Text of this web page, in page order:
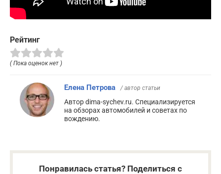
Рейтинг
( Пока оценок нет )
Елена Петрова / автор статьи
Автор dima-sychev.ru. Специализируется
на обзорах автомобилей и советах по
вождению.
Понравилась статья? Поделиться с